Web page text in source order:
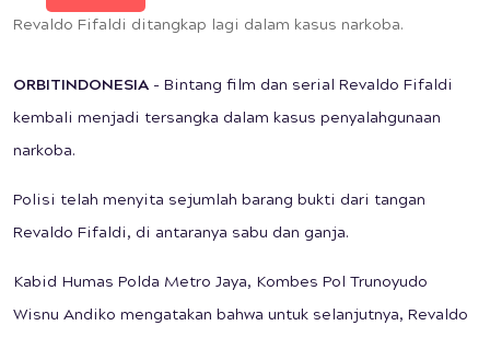
Revaldo Fifaldi ditangkap lagi dalam kasus narkoba.
ORBITINDONESIA - Bintang film dan serial Revaldo Fifaldi
kembali menjadi tersangka dalam kasus penyalahgunaan
narkoba.
Polisi telah menyita sejumlah barang bukti dari tangan
Revaldo Fifaldi, di antaranya sabu dan ganja.
Kabid Humas Polda Metro Jaya, Kombes Pol Trunoyudo
Wisnu Andiko mengatakan bahwa untuk selanjutnya, Revaldo